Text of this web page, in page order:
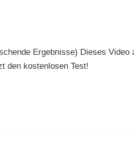
Ergebnisse) Dieses Video
den kostenlosen Test!